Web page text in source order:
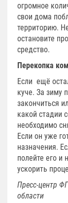
огромное
свои дома
территорию.
остановите
средство.
Перекопка
Если ещё
куче. За зиму
закончиться
какой стадии
необходимо
Если он уже
назначения.
полейте его и
ускорить
Пресс-центр
области